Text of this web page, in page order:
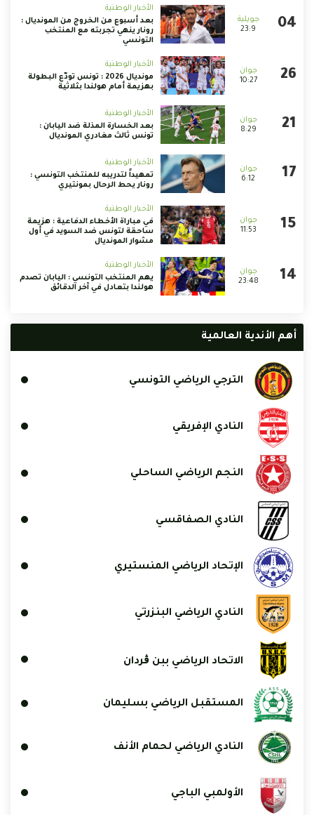
23:9
الأخبار الوطنية
بعد أسبوع من الخروج من المونديال :
رونار ينهي تجربته مع المنتخب
التونسي
10:27
الأخبار الوطنية
مونديال 2026 : تونس تودّع البطولة
بهزيمة أمام هولندا بثلاثية
8:29
الأخبار الوطنية
بعد الخسارة المذلة ضد اليابان :
تونس ثالث مغادري المونديال
6:12
الأخبار الوطنية
تمهيداً لتدريبه للمنتخب التونسي :
رونار يحط الرحال بمونتيري
11:53
الأخبار الوطنية
في مباراة الأخطاء الدفاعية : هزيمة
ساحقة لتونس ضد السويد في أول
مشوار المونديال
23:48
الأخبار الوطنية
يهم المنتخب التونسي : اليابان تصدم
هولندا بتعادل في آخر الدقائق
أهم الأندية العالمية
الترجي الرياضي التونسي
النادي الإفريقي
النجم الرياضي الساحلي
النادي الصفاقسي
الإتحاد الرياضي المنستيري
النادي الرياضي البنزرتي
الاتحاد الرياضي ببن ڨردان
المستقبل الرياضي بسليمان
النادي الرياضي لحمام الأنف
الأولمبي الباجي